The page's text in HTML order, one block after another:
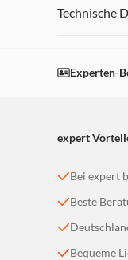
Technische
Experten-
expert
Bei expert
Beste
Bequeme